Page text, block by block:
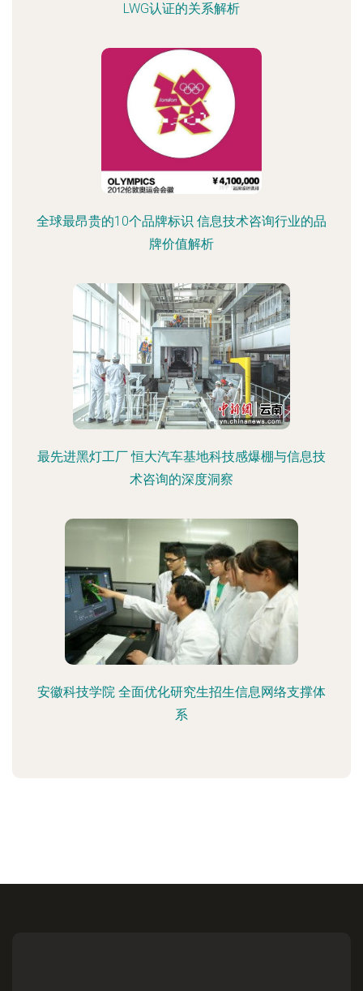
LWG认证的关系解析
全球最昂贵的10个品牌标识 信息技术咨询行业的品
牌价值解析
最先进黑灯工厂 恒大汽车基地科技感爆棚与信息技
术咨询的深度洞察
安徽科技学院 全面优化研究生招生信息网络支撑体
系